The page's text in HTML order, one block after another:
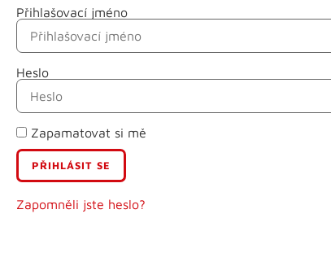
Přihlašovací jméno
Heslo
Zapamatovat si mě
Zapomněli jste heslo?
Jméno
Příjmení
E-mail
Uživatelské jméno